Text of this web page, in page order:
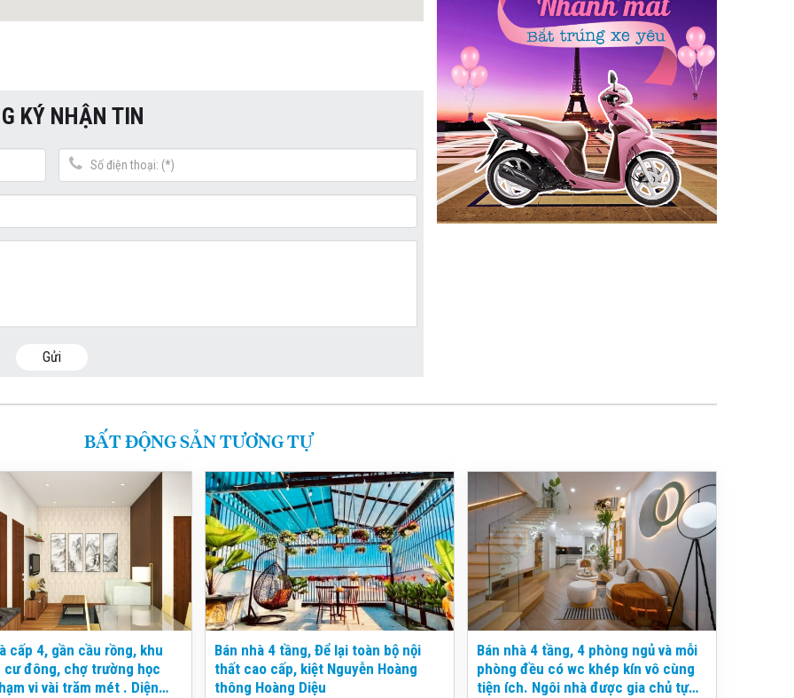
KÝ NHẬN TIN
Gửi
BẤT ĐỘNG SẢN TƯƠNG TỰ
cấp 4, gần cầu rồng, khu
cư đông, chợ trường học
vi vài trăm mét . Diện
Bán nhà 4 tầng, Để lại toàn bộ nội
thất cao cấp, kiệt Nguyễn Hoàng
thông Hoàng Diệu
Bán nhà 4 tầng, 4 phòng ngủ và mỗi
phòng đều có wc khép kín vô cùng
tiện ích. Ngôi nhà được gia chủ tự